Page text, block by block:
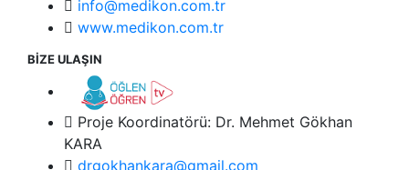
info@medikon.com.tr
www.medikon.com.tr
BİZE ULAŞIN
Proje Koordinatörü: Dr. Mehmet Gökhan
KARA
drgokhankara@gmail.com